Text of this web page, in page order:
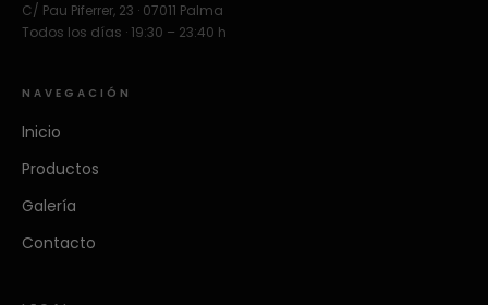
C/ Pau Piferrer, 23 · 07011 Palma
Todos los días · 19:30 – 23:40 h
NAVEGACIÓN
Inicio
Productos
Galería
Contacto